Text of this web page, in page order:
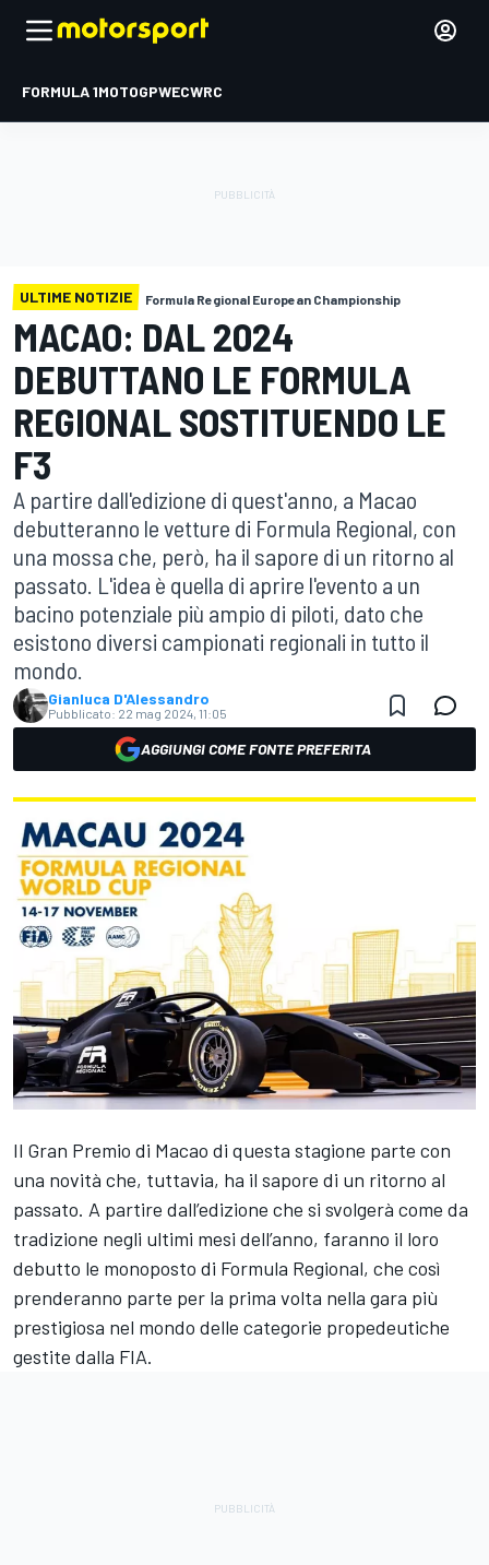
FORMULA 1MOTOGPWECWRC
ULTIME NOTIZIE Formula Regional European Championship
MACAO: DAL 2024
DEBUTTANO LE FORMULA
REGIONAL SOSTITUENDO LE
F3
A partire dall'edizione di quest'anno, a Macao
debutteranno le vetture di Formula Regional, con
una mossa che, però, ha il sapore di un ritorno al
passato. L'idea è quella di aprire l'evento a un
bacino potenziale più ampio di piloti, dato che
esistono diversi campionati regionali in tutto il
mondo.
Gianluca D'Alessandro
Pubblicato: 22 mag 2024, 11:05
AGGIUNGI COME FONTE PREFERITA
Il Gran Premio di Macao di questa stagione parte con
una novità che, tuttavia, ha il sapore di un ritorno al
passato. A partire dall’edizione che si svolgerà come da
tradizione negli ultimi mesi dell’anno, faranno il loro
debutto le monoposto di Formula Regional, che così
prenderanno parte per la prima volta nella gara più
prestigiosa nel mondo delle categorie propedeutiche
gestite dalla FIA.